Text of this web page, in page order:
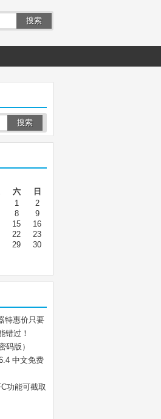
搜索
六
日
1
2
8
9
15
16
22
23
29
30
特惠价只要
错过！
码版）
中文免费
功能可截取